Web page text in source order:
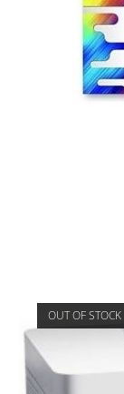
OUT OF STOCK